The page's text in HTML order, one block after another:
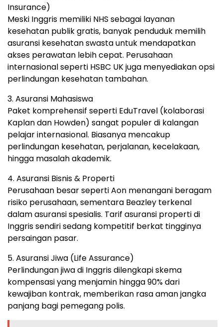
Insurance)
Meski Inggris memiliki NHS sebagai layanan
kesehatan publik gratis, banyak penduduk memilih
asuransi kesehatan swasta untuk mendapatkan
akses perawatan lebih cepat. Perusahaan
internasional seperti HSBC UK juga menyediakan opsi
perlindungan kesehatan tambahan.
3. Asuransi Mahasiswa
Paket komprehensif seperti EduTravel (kolaborasi
Kaplan dan Howden) sangat populer di kalangan
pelajar internasional. Biasanya mencakup
perlindungan kesehatan, perjalanan, kecelakaan,
hingga masalah akademik.
4. Asuransi Bisnis & Properti
Perusahaan besar seperti Aon menangani beragam
risiko perusahaan, sementara Beazley terkenal
dalam asuransi spesialis. Tarif asuransi properti di
Inggris sendiri sedang kompetitif berkat tingginya
persaingan pasar.
5. Asuransi Jiwa (Life Assurance)
Perlindungan jiwa di Inggris dilengkapi skema
kompensasi yang menjamin hingga 90% dari
kewajiban kontrak, memberikan rasa aman jangka
panjang bagi pemegang polis.